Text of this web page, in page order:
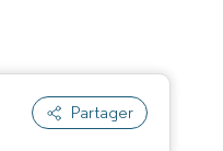
Partager